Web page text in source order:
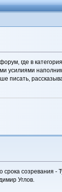
где в
усилиями
писать,
созревания
Углов.